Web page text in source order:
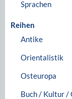
Sprachen
Reihen
Antike
Orientalistik
Osteuropa
Buch / Kultur /